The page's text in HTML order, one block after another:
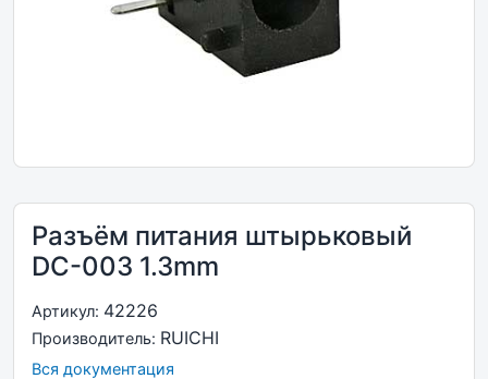
Разъём питания штырьковый
DC-003 1.3mm
Артикул: 42226
Производитель: RUICHI
Вся документация